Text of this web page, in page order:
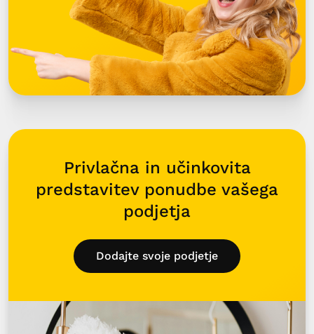
Privlačna in učinkovita
predstavitev ponudbe vašega
podjetja
Dodajte svoje podjetje